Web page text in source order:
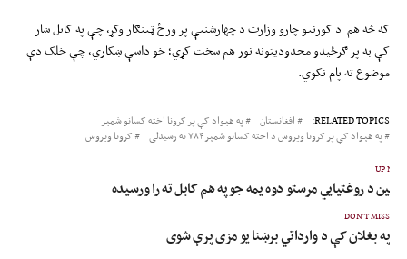
که څه هم د کورنیو چارو وزارت د چهارشنبې پر ورځ ټینګار وکړ، چې په کابل ښار
کې به پر ګرځیدو محدودیتونه نور هم سخت کړي؛ خو داسې ښکاري، چې خلک دې
موضوع ته پام نکوي.
RELATED TOPICS: افغانستان
په هېواد کې پر کرونا اخته کسانو شمېر
په هېواد کې پر کرونا ویروس د اخته کسانو شمېر ۷۸۴ ته رسیدلی
کرونا ویروس
UP
چین د روغتیایي مرستو دوه یمه جوپه هم کابل ته را ورسیده
DON'T MISS
په بغلان کې د وارداتي برښنا یو مزی پرې شوی